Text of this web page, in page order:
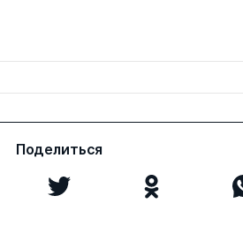
Поделиться